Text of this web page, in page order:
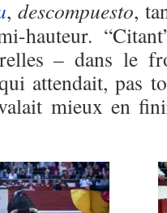
, descompuesto,
hauteur.
– dans le
attendait, pas
mieux en